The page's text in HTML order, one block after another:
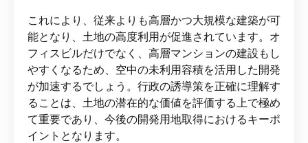
これにより、従来よりも高層かつ大規模な建築が可
能となり、土地の高度利用が促進されています。オ
フィスビルだけでなく、高層マンションの建設もし
やすくなるため、空中の未利用容積を活用した開発
が加速するでしょう。行政の誘導策を正確に理解す
ることは、土地の潜在的な価値を評価する上で極め
て重要であり、今後の開発用地取得におけるキーポ
イントとなります。